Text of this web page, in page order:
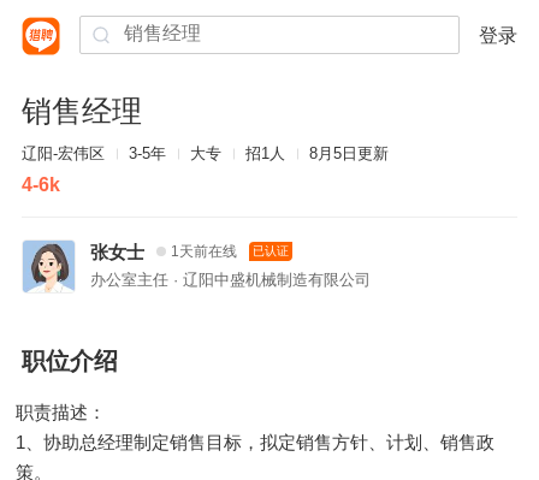
登录
销售经理
辽阳-宏伟区 3-5年 大专 招1人 8月5日更新
4-6k
张女士 1天前在线 已认证
办公室主任 · 辽阳中盛机械制造有限公司
职位介绍
职责描述：
1、协助总经理制定销售目标，拟定销售方针、计划、销售政
策。